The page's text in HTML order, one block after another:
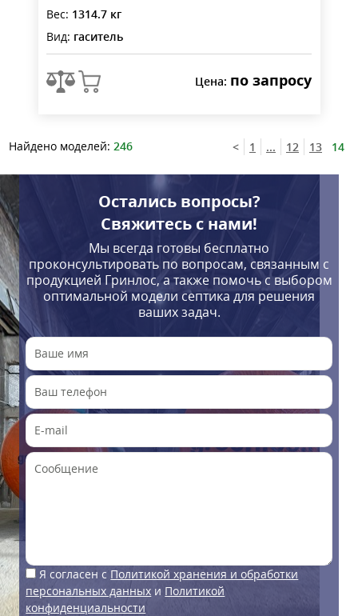
Вес: 1314.7 кг
Вид: гаситель
Цена: по запросу
Найдено моделей: 246 < 1 ... 12 13 14
Остались вопросы?
Свяжитесь с нами!
Мы всегда готовы бесплатно
проконсультировать по вопросам, связанным с
продукцией Гринлос, а также помочь с выбором
оптимальной модели септика для решения
ваших задач.
Я согласен с Политикой хранения и обработки
персональных данных и Политикой
конфиденциальности